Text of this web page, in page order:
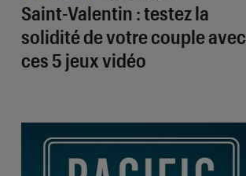
Saint-Valentin : testez la
solidité de votre couple avec
ces 5 jeux vidéo